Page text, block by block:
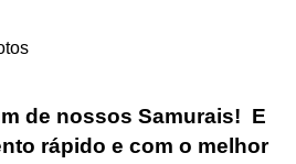
de nossos Samurais! E
rápido e com o melhor